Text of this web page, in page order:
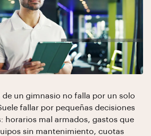
de un gimnasio no falla por un solo
fallar por pequeñas decisiones
horarios mal armados, gastos que
sin mantenimiento, cuotas